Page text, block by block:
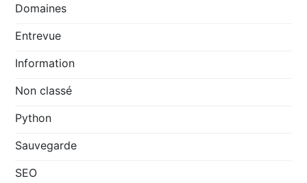
Domaines
Entrevue
Information
Non classé
Python
Sauvegarde
SEO